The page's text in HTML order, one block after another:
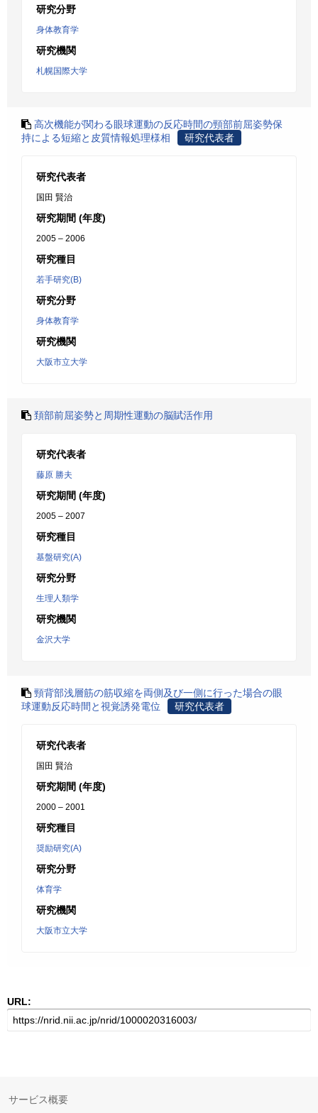
研究分野
身体教育学
研究機関
札幌国際大学
高次機能が関わる眼球運動の反応時間の頸部前屈姿勢保
持による短縮と皮質情報処理様相
研究代表者
研究代表者
国田 賢治
研究期間 (年度)
2005 – 2006
研究種目
若手研究(B)
研究分野
身体教育学
研究機関
大阪市立大学
頚部前屈姿勢と周期性運動の脳賦活作用
研究代表者
藤原 勝夫
研究期間 (年度)
2005 – 2007
研究種目
基盤研究(A)
研究分野
生理人類学
研究機関
金沢大学
頸背部浅層筋の筋収縮を両側及び一側に行った場合の眼
球運動反応時間と視覚誘発電位
研究代表者
研究代表者
国田 賢治
研究期間 (年度)
2000 – 2001
研究種目
奨励研究(A)
研究分野
体育学
研究機関
大阪市立大学
URL:
サービス概要